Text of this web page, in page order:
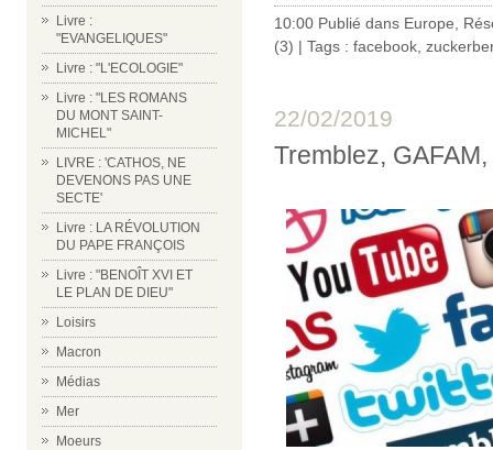
Livre :
"EVANGELIQUES"
Livre : "L'ECOLOGIE"
Livre : "LES ROMANS
DU MONT SAINT-
MICHEL"
LIVRE : 'CATHOS, NE
DEVENONS PAS UNE
SECTE'
Livre : LA RÉVOLUTION
DU PAPE FRANÇOIS
Livre : "BENOÎT XVI ET
LE PLAN DE DIEU"
Loisirs
Macron
Médias
Mer
Moeurs
10:00 Publié dans Europe
(3) | Tags : facebook
22/02/2019
Tremblez,